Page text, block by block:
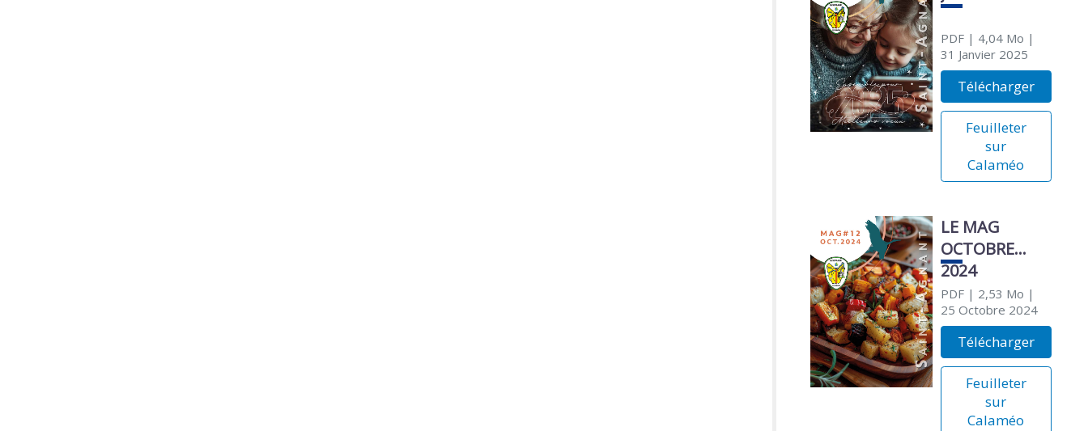
PDF| 4,04 Mo |
31 Janvier 2025
Télécharger
Feuilleter
sur
Calaméo
LE MAG
OCTOBRE
2024
PDF| 2,53 Mo |
25 Octobre 2024
Télécharger
Feuilleter
sur
Calaméo